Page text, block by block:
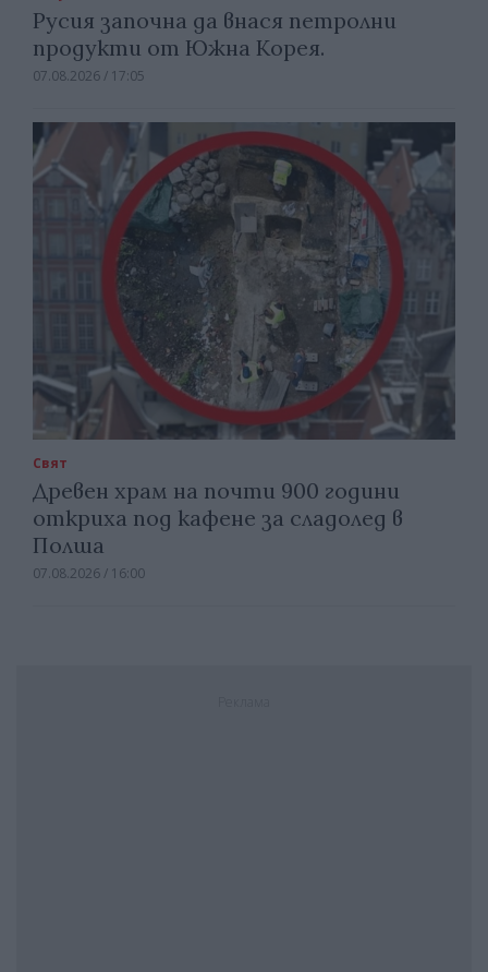
Русия започна да внася петролни
продукти от Южна Корея.
07.08.2026 / 17:05
Свят
Древен храм на почти 900 години
откриха под кафене за сладолед в
Полша
07.08.2026 / 16:00